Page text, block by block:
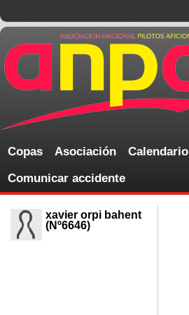
Copas Asociación Calendario
Comunicar accidente
xavier orpi bahent
(Nº6646)